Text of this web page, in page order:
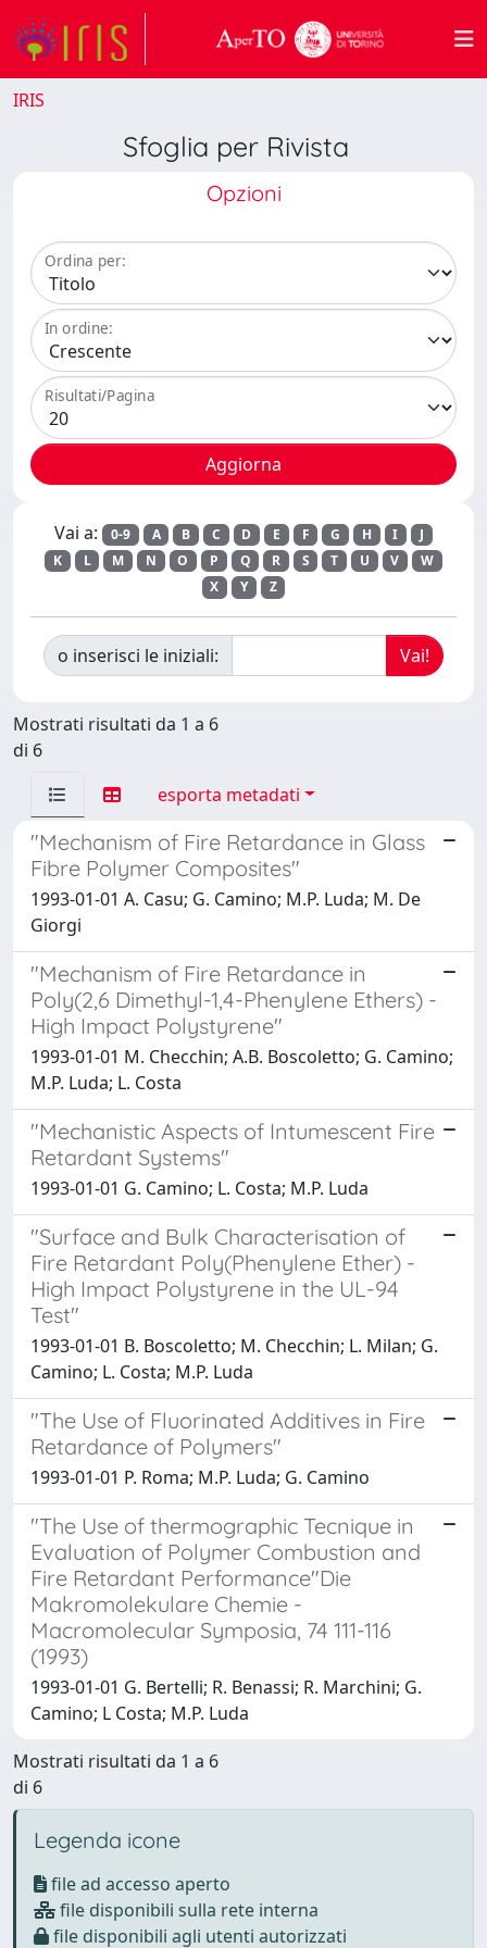
IRIS
Sfoglia per Rivista
Opzioni
Ordina per:
In ordine:
Risultati/Pagina
Vai a: 0-9 A B C D E F G H I
J
K
L M N O P Q R S T U V
W
X
Y Z
o inserisci le iniziali:
Mostrati risultati da 1 a 6
di 6
esporta metadati
"Mechanism of Fire Retardance in Glass
Fibre Polymer Composites"
1993-01-01 A. Casu; G. Camino; M.P. Luda; M. De
Giorgi
"Mechanism of Fire Retardance in
Poly(2,6 Dimethyl-1,4-Phenylene Ethers) -
High Impact Polystyrene"
1993-01-01 M. Checchin; A.B. Boscoletto; G. Camino;
M.P. Luda; L. Costa
"Mechanistic Aspects of Intumescent Fire
Retardant Systems"
1993-01-01 G. Camino; L. Costa; M.P. Luda
"Surface and Bulk Characterisation of
Fire Retardant Poly(Phenylene Ether) -
High Impact Polystyrene in the UL-94
Test"
1993-01-01 B. Boscoletto; M. Checchin; L. Milan; G.
Camino; L. Costa; M.P. Luda
"The Use of Fluorinated Additives in Fire
Retardance of Polymers"
1993-01-01 P. Roma; M.P. Luda; G. Camino
"The Use of thermographic Tecnique in
Evaluation of Polymer Combustion and
Fire Retardant Performance"Die
Makromolekulare Chemie -
Macromolecular Symposia, 74 111-116
(1993)
1993-01-01 G. Bertelli; R. Benassi; R. Marchini; G.
Camino; L Costa; M.P. Luda
Mostrati risultati da 1 a 6
di 6
Legenda icone
file ad accesso aperto
file disponibili sulla rete interna
file disponibili agli utenti autorizzati